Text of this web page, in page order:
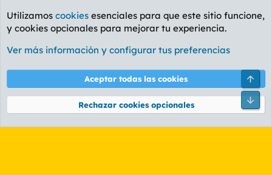
Foro General
Cookies
PL OLDSTYLE AMARILLO
Términos y reglas Política de privacidad Ayuda
Community platform by XenForo® © 2010-2026 XenForo Ltd.
Utilizamos cookies esenciales para que este sitio funcione,
y cookies opcionales para mejorar tu experiencia.
Ver más información y configurar tus preferencias
Aceptar todas las cookies
Rechazar cookies opcionales
Pie